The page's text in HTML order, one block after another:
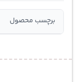
برچسب محصول